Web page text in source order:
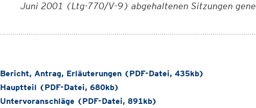
Juni 2001 (Ltg-770/V-9) abgehaltenen Sitzungen
Bericht, Antrag, Erläuterungen (PDF-Datei, 435kb)
Hauptteil (PDF-Datei, 680kb)
Untervoranschläge (PDF-Datei, 891kb)